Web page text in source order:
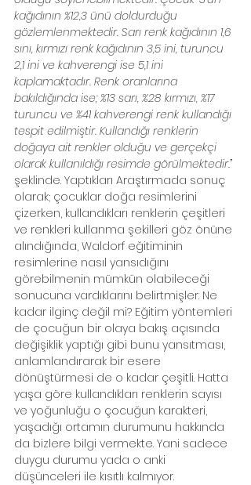
kağıdının %12,3 ünü doldurduğu
gözlemlenmektedir. Sarı renk kağıdının 1,6
sını, kırmızı renk kağıdının 3,5 ini, turuncu
2,1 ini ve kahverengi ise 5,1 ini
kaplamaktadır. Renk oranlarına
bakıldığında ise; %13 sarı, %28 kırmızı, %17
turuncu ve %41 kahverengi renk kullandığı
tespit edilmiştir. Kullandığı renklerin
doğaya ait renkler olduğu ve gerçekçi
olarak kullanıldığı resimde görülmektedir.”
şeklinde. Yaptıkları Araştırmada sonuç
olarak; çocuklar doğa resimlerini
çizerken, kullandıkları renklerin çeşitleri
ve renkleri kullanma şekilleri göz önüne
alındığında, Waldorf eğitiminin
resimlerine nasıl yansıdığını
görebilmenin mümkün olabileceği
sonucuna vardıklarını belirtmişler. Ne
kadar ilginç değil mi? Eğitim yöntemleri
de çocuğun bir olaya bakış açısında
değişiklik yaptığı gibi bunu yansıtması,
anlamlandırarak bir esere
dönüştürmesi de o kadar çeşitli. Hatta
yaşa göre kullandıkları renklerin sayısı
ve yoğunluğu o çocuğun karakteri,
yaşadığı ortamın durumunu hakkında
da bizlere bilgi vermekte. Yani sadece
duygu durumu yada o anki
düşünceleri ile kısıtlı kalmıyor.